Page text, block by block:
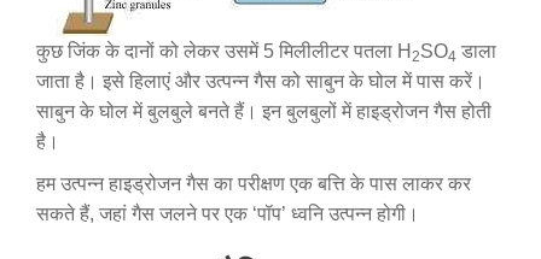
कुछ जिंक के दानों को लेकर उसमें 5 मिलीलीटर पतला H 2SO4 डाला
जाता है। इसे हिलाएं और उत्पन्न गैस को साबुन के घोल में पास करें।
साबुन के घोल में बुलबुले बनते हैं। इन बुलबुलों में हाइड्रोजन गैस होती
है।
हम उत्पन्न हाइड्रोजन गैस का परीक्षण एक बत्ति के पास लाकर कर
सकते हैं, जहां गैस जलने पर एक ‘पॉप’ ध्वनि उत्पन्न होगी।